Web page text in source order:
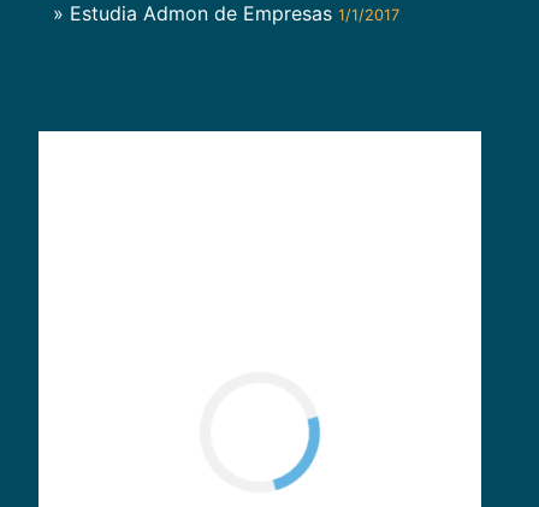
» Estudia Admon de Empresas 1/1/2017